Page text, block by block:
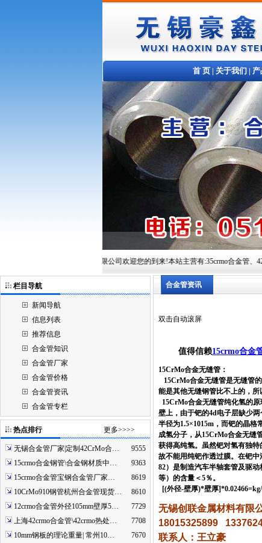
首 页 | 关于我们 |
无锡豪鑫天钢铁贸易有限公司欢迎您的到来!本站主营有:35crmo合金管、
栏目导航
新闻导航
信息列表
推荐信息
合金管知识
合金管厂家
合金管价格
合金管资讯
合金管专栏
热点排行 更多>>>>
无锡合金管厂家|定制42CrMo合…
9555
15crmo合金钢管\合金钢材质中…
9363
15crmo合金管宝钢合金管厂家…
8619
10CrMo910钢管杭州合金管现货…
8610
12crmo合金管外径105mm壁厚5…
7729
上海42crmo合金管\42crmo热处…
7708
10mm钢板的理论重量| 常州10…
7670
合金管资讯
双击自动滚屏
值得信赖15crmo合金
15CrMo合金无缝管：
15CrMo合金无缝管是无缝管
能是其他无缝钢管比不上的，所
15CrMo合金无缝管纯化氢的
壁上，由于钯的4d电子层缺少
半径为1.5×1015m，而钯的晶
成氢分子，从15CrMo合金无缝
获得高纯氢。虽然钯对氢有独
故不能用纯钯作透过膜。在钯
82）是制造汽车半轴套管及驱
等）的含量＜5％。
[(外径-壁厚)*壁厚
无锡创联金属材料有限
18015325899
联系人：王立豪